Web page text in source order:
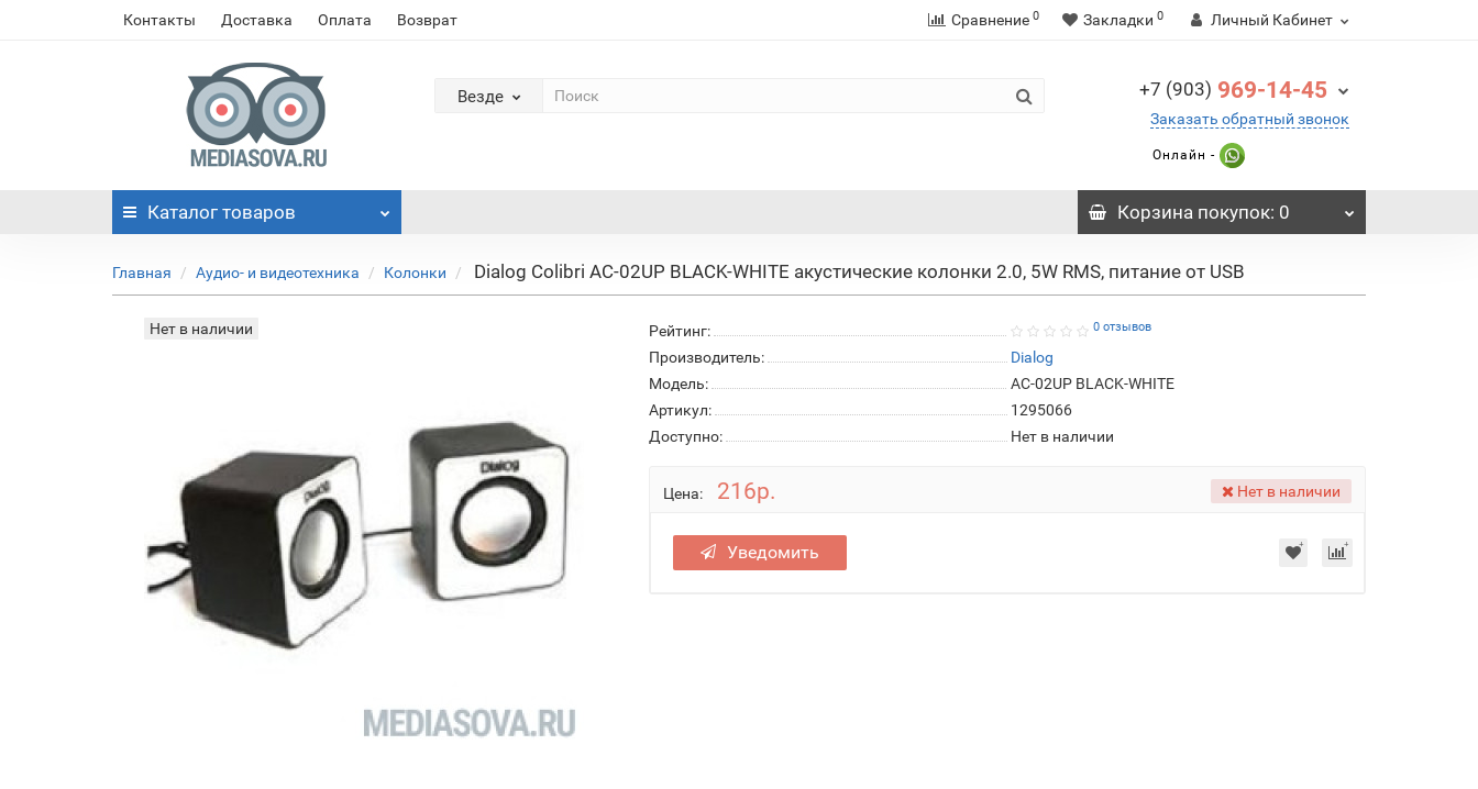
Контакты Доставка Оплата Возврат Сравнение 0 Закладки 0 Личный Кабинет
Везде +7 (903) 969-14-45
Заказать обратный звонок
Онлайн -
Каталог товаров Корзинапокупок: 0
Главная Аудио- и видеотехника Колонки Dialog Colibri AC-02UP BLACK-WHITE акустические колонки 2.0, 5W RMS, питание от USB
Нет в наличии Рейтинг: 0 отзывов
Производитель:
Dialog
Модель:
AC-02UP BLACK-WHITE
Артикул:
1295066
Доступно:
Нет в наличии
Цена: 216р. Нет в наличии
Уведомить